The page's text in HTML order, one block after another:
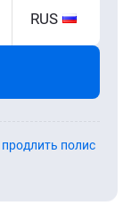
RUS
продлить полис